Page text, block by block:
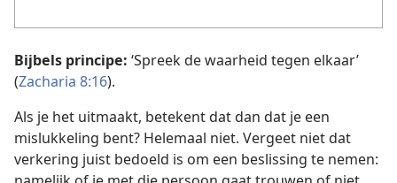
Bijbels principe: ‘Spreek de waarheid tegen elkaar’
(Zacharia 8:16).
Als je het uitmaakt, betekent dat dan dat je een
mislukkeling bent? Helemaal niet. Vergeet niet dat
verkering juist bedoeld is om een beslissing te nemen: